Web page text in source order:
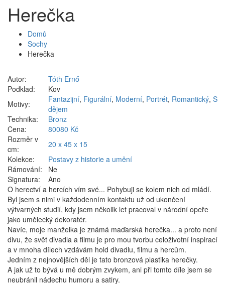
Herečka
Domů
Sochy
Herečka
Autor:
Tóth Ernő
Podklad:
Kov
Motivy:
Fantazijní, Figurální, Moderní, Portrét, Romantický, S
dějem
Technika:
Bronz
Cena:
80080 Kč
Rozměr v
cm:
20 x 45 x 15
Kolekce:
Postavy z historie a umění
Rámování:
Ne
Signatura:
Ano
O herectví a hercích vím své... Pohybuji se kolem nich od mládí.
Byl jsem s nimi v každodenním kontaktu už od ukončení
výtvarných studií, kdy jsem několik let pracoval v národní opeře
jako umělecký dekoratér.
Navíc, moje manželka je známá maďarská herečka... a proto není
divu, že svět divadla a filmu je pro mou tvorbu celoživotní inspirací
a v mnoha dílech vzdávám hold divadlu, filmu a hercům.
Jedním z nejnovějších děl je tato bronzová plastika herečky.
A jak už to bývá u mě dobrým zvykem, ani při tomto díle jsem se
neubránil nádechu humoru a satiry.